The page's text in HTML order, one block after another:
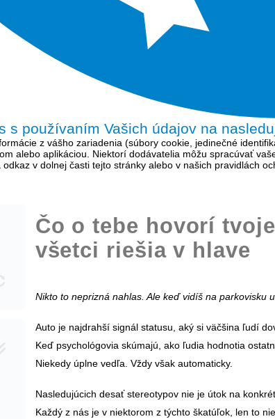
s používaním Vašich údajov na
z vášho zariadenia (súbory cookie, jedinečné
alebo aplikáciou. Niektorí dodávatelia môžu spracúvať
v dolnej časti tejto stránky alebo v našich pravidlách
Čo o tebe hovorí
všetci riešia v hlave
Nikto to neprizná nahlas. Ale keď vidíš na parkovisku
Auto je najdrahší signál statusu, aký si väčšina ľudí
Keď psychológovia skúmajú, ako ľudia hodnotia
Niekedy úplne vedľa. Vždy však automaticky.
Nasledujúcich desať stereotypov nie je útok na
Každý z nás je v niektorom z týchto škatúľok, len to